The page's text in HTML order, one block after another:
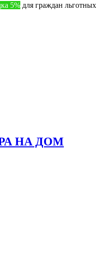
5% для граждан льготных
НА ДОМ